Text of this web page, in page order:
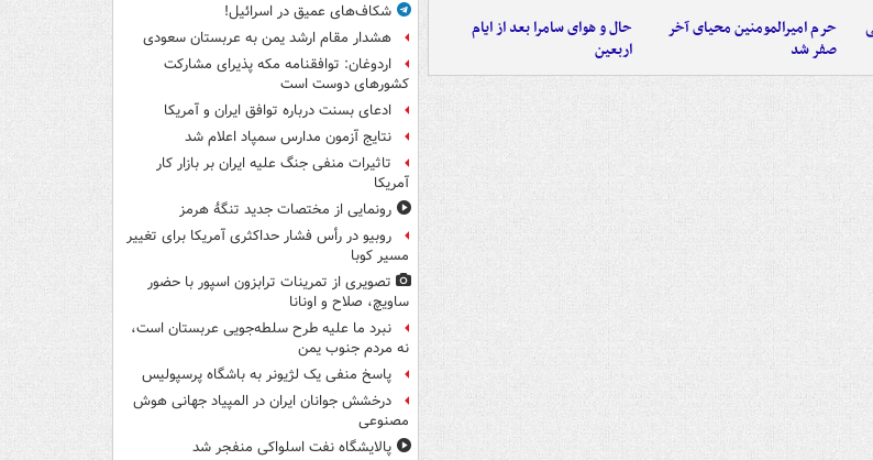
حرم امیرالمومنین محیای آخر
صفر شد
حال و هوای سامرا بعد از ایام
اربعین
شکاف‌های عمیق در اسرائیل!
هشدار مقام ارشد یمن به عربستان سعودی
اردوغان: توافقنامه مکه پذیرای مشارکت
کشورهای دوست است
ادعای بسنت درباره توافق ایران و آمریکا
نتایج آزمون مدارس سمپاد اعلام شد
تاثیرات منفی جنگ علیه ایران بر بازار کار
آمریکا
رونمایی از مختصات جدید تنگۀ هرمز
روبیو در رأس فشار حداکثری آمریکا برای تغییر
مسیر کوبا
تصویری از تمرینات ترابزون اسپور با حضور
ساویچ، صلاح و اونانا
نبرد ما علیه طرح سلطه‌جویی عربستان است،
نه مردم جنوب یمن
پاسخ منفی یک لژیونر به باشگاه پرسپولیس
درخشش جوانان ایران در المپیاد جهانی هوش
مصنوعی
پالایشگاه نفت اسلواکی منفجر شد